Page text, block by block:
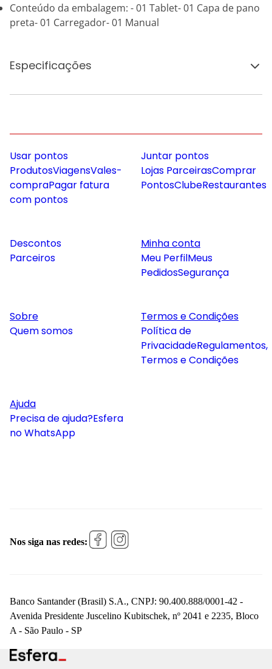
Conteúdo da embalagem: - 01 Tablet- 01 Capa de pano
preta- 01 Carregador- 01 Manual
Especificações
Usar pontos
ProdutosViagensVales-
compraPagar fatura
com pontos
Juntar pontos
Lojas ParceirasComprar
PontosClubeRestaurantes
Descontos
Parceiros
Minha conta
Meu PerfilMeus
PedidosSegurança
Sobre
Quem somos
Termos e Condições
Política de
PrivacidadeRegulamentos,
Termos e Condições
Ajuda
Precisa de ajuda?Esfera
no WhatsApp
Nos siga nas redes:
Banco Santander (Brasil) S.A., CNPJ: 90.400.888/0001-42 -
Avenida Presidente Juscelino Kubitschek, nº 2041 e 2235, Bloco
A - São Paulo - SP